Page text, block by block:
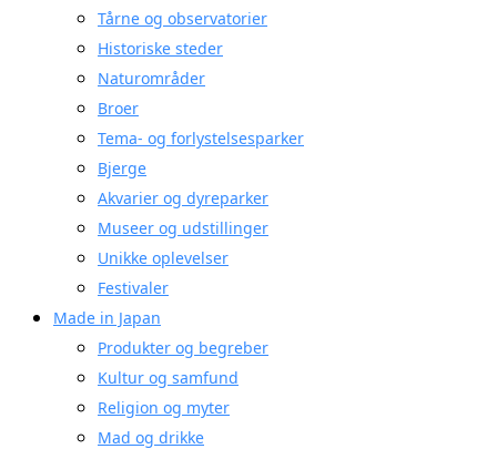
Tårne og observatorier
Historiske steder
Naturområder
Broer
Tema- og forlystelsesparker
Bjerge
Akvarier og dyreparker
Museer og udstillinger
Unikke oplevelser
Festivaler
Made in Japan
Produkter og begreber
Kultur og samfund
Religion og myter
Mad og drikke